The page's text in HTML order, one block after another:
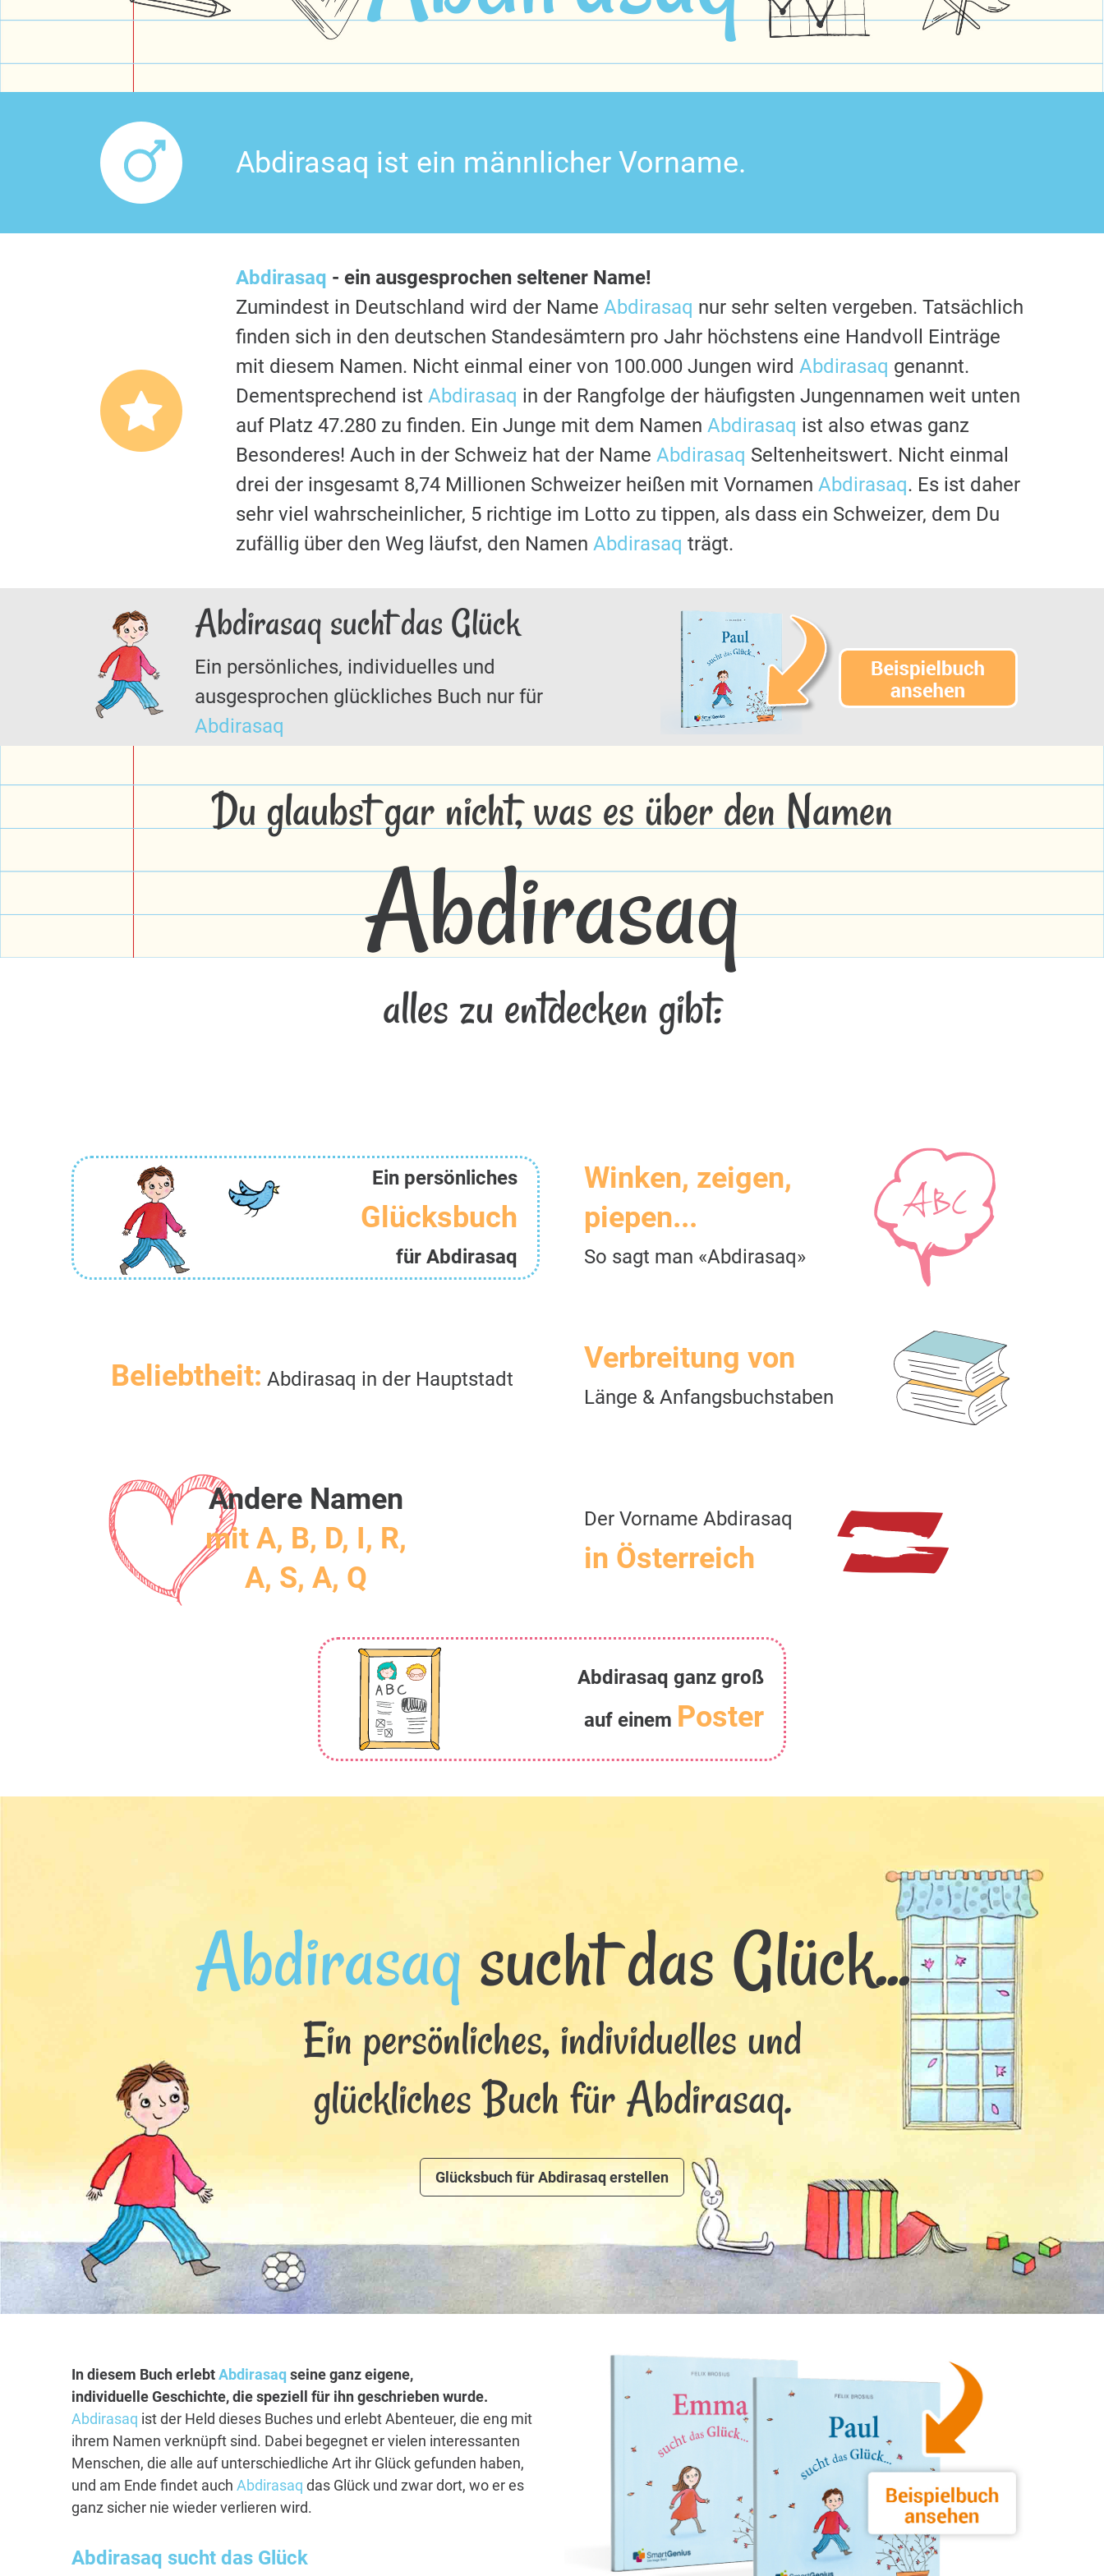
Abdirasaq ist ein männlicher Vorname.
Abdirasaq - ein ausgesprochen seltener Name!
Zumindest in Deutschland wird der Name Abdirasaq nur sehr selten vergeben. Tatsächlich
finden sich in den deutschen Standesämtern pro Jahr höchstens eine Handvoll Einträge
mit diesem Namen. Nicht einmal einer von 100.000 Jungen wird Abdirasaq genannt.
Dementsprechend ist Abdirasaq in der Rangfolge der häufigsten Jungennamen weit unten
auf Platz 47.280 zu finden. Ein Junge mit dem Namen Abdirasaq ist also etwas ganz
Besonderes! Auch in der Schweiz hat der Name Abdirasaq Seltenheitswert. Nicht einmal
drei der insgesamt 8,74 Millionen Schweizer heißen mit Vornamen Abdirasaq. Es ist daher
sehr viel wahrscheinlicher, 5 richtige im Lotto zu tippen, als dass ein Schweizer, dem Du
zufällig über den Weg läufst, den Namen Abdirasaq trägt.
Abdirasaq sucht das Glück
Ein persönliches, individuelles und
ausgesprochen glückliches Buch nur für
Abdirasaq
Du glaubst gar nicht, was es über den Namen
Abdirasaq
alles zu entdecken gibt:
Ein persönliches
Glücksbuch
für Abdirasaq
Winken, zeigen,
piepen...
So sagt man «Abdirasaq»
Beliebtheit: Abdirasaq in der Hauptstadt
Verbreitung von
Länge & Anfangsbuchstaben
Andere Namen
mit A, B, D, I, R,
A, S, A, Q
Der Vorname Abdirasaq
in Österreich
Abdirasaq ganz groß
auf einem Poster
Abdirasaq sucht das Glück...
Ein persönliches, individuelles und
glückliches Buch für Abdirasaq.
Glücksbuch für Abdirasaq erstellen
In diesem Buch erlebtAbdirasaqseine ganz eigene,
individuelle Geschichte, die speziell für ihn geschrieben wurde.
Abdirasaq ist der Held dieses Buches und erlebt Abenteuer, die eng mit
ihrem Namen verknüpft sind. Dabei begegnet er vielen interessanten
Menschen, die alle auf unterschiedliche Art ihr Glück gefunden haben,
und am Ende findet auch Abdirasaq das Glück und zwar dort, wo er es
ganz sicher nie wieder verlieren wird.
Abdirasaq sucht das Glück